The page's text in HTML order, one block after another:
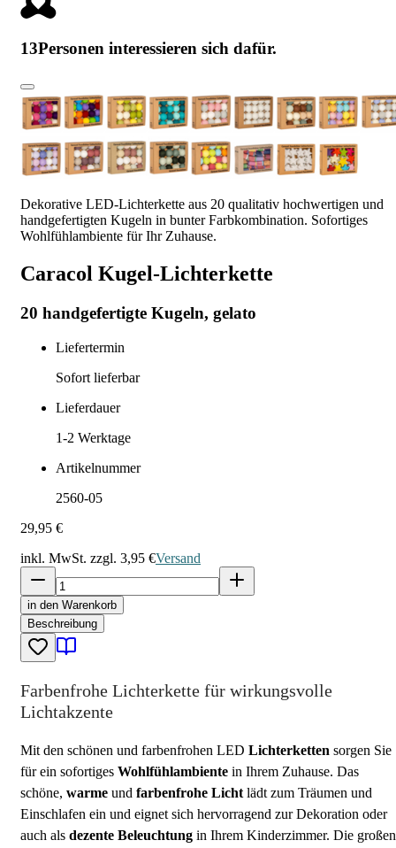
13Personen interessieren sich dafür.
Dekorative LED-Lichterkette aus 20 qualitativ hochwertigen und
handgefertigten Kugeln in bunter Farbkombination. Sofortiges
Wohlfühlambiente für Ihr Zuhause.
Caracol Kugel-Lichterkette
20 handgefertigte Kugeln, gelato
Liefertermin
Sofort lieferbar
Lieferdauer
1-2 Werktage
Artikelnummer
2560-05
29,95 €
inkl. MwSt. zzgl. 3,95 €Versand
in den Warenkorb
Beschreibung
Farbenfrohe Lichterkette für wirkungsvolle
Lichtakzente
Mit den schönen und farbenfrohen LED Lichterketten sorgen Sie
für ein sofortiges Wohlfühlambiente in Ihrem Zuhause. Das
schöne, warme und farbenfrohe Licht lädt zum Träumen und
Einschlafen ein und eignet sich hervorragend zur Dekoration oder
auch als dezente Beleuchtung in Ihrem Kinderzimmer. Die